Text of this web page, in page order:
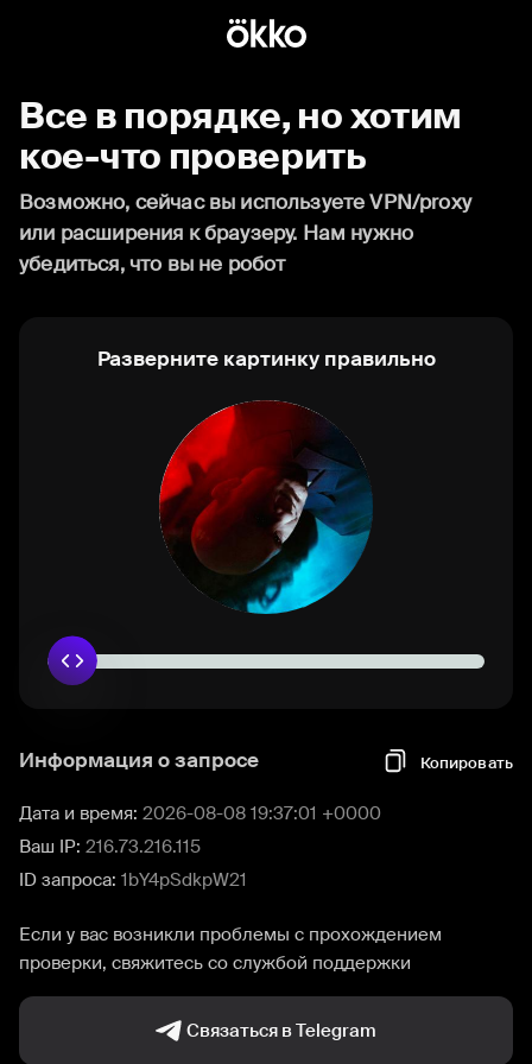
Все в порядке, но хотим
кое-что проверить
Возможно, сейчас вы используете VPN/proxy
или расширения к браузеру. Нам нужно
убедиться, что вы не робот
Разверните картинку правильно
Информация о запросе Копировать
Дата и время: 2026-08-08 19:37:01 +0000
Ваш IP: 216.73.216.115
ID запроса: 1bY4pSdkpW21
Если у вас возникли проблемы с прохождением
проверки, свяжитесь со службой поддержки
Связаться в Telegram